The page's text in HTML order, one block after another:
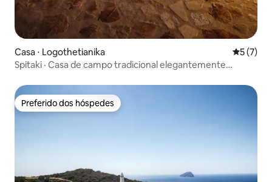
Casa ⋅ Logothetianika 5 de
5 (7)
Spitaki · Casa de campo tradicional elegantemente
Preferido dos hóspedes
Preferido dos hóspedes